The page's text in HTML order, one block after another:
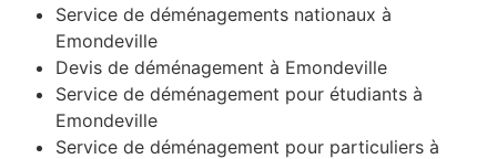
Service de déménagements nationaux à
Emondeville
Devis de déménagement à Emondeville
Service de déménagement pour étudiants à
Emondeville
Service de déménagement pour particuliers à